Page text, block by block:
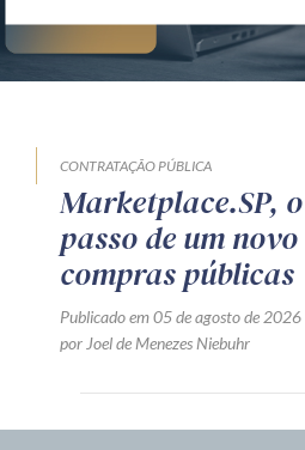
CONTRATAÇÃO PÚBLICA
Marketplace.SP,
passo de um
compras públicas
Publicado em 05 de agosto de 2026
por Joel de Menezes Niebuhr